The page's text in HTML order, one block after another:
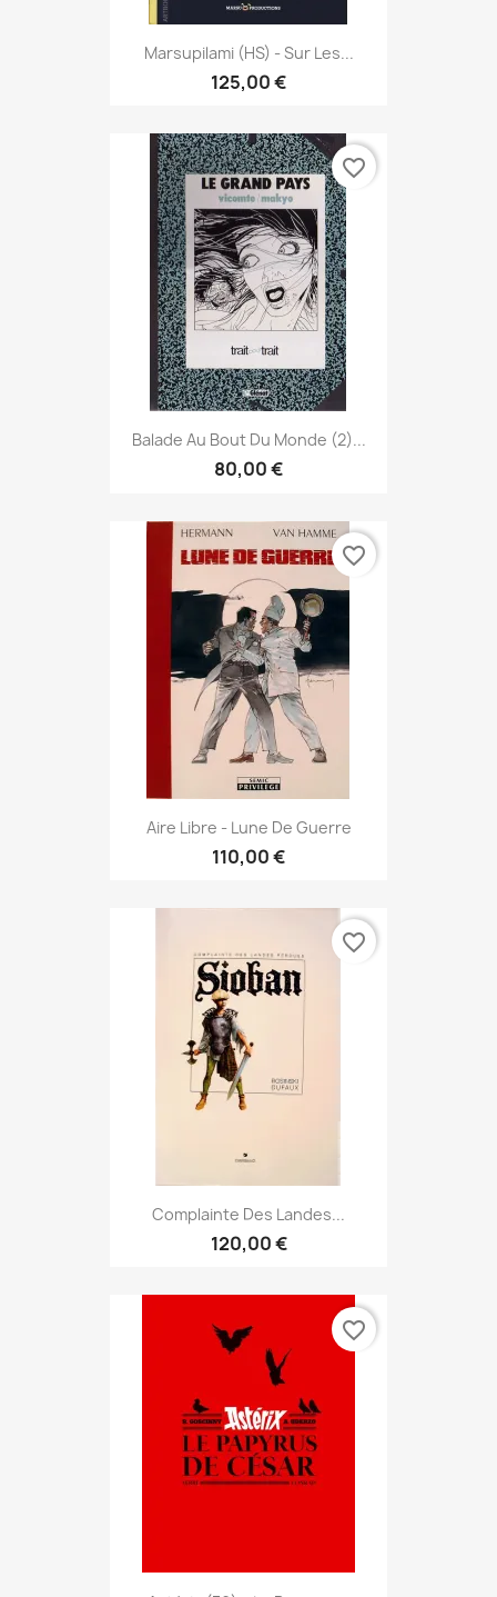
Marsupilami (HS) - Sur Les...
125,00 €
Balade Au Bout Du Monde (2)...
80,00 €
favorite_border
Aire Libre - Lune De Guerre
110,00 €
favorite_border
Complainte Des Landes...
120,00 €
favorite_border
favorite_border